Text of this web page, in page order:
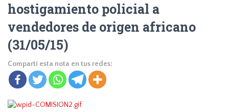
hostigamiento policial a
vendedores de origen africano
(31/05/15)
Compartí esta nota en tus redes: